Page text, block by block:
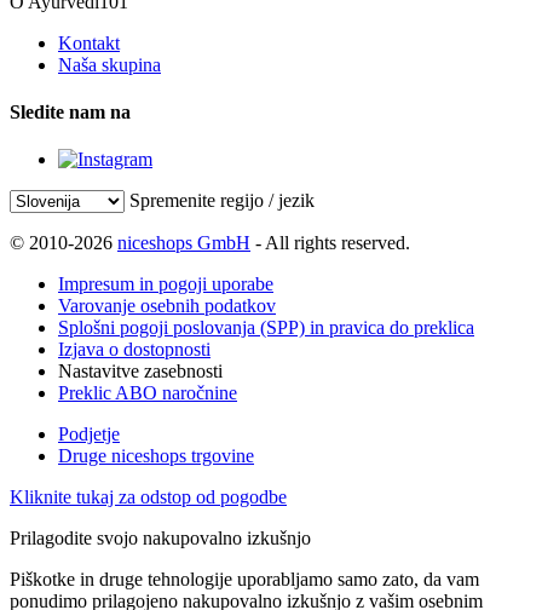
Kontakt
Naša skupina
Sledite nam na
Spremenite regijo / jezik
© 2010-2026 niceshops GmbH - All rights reserved.
Impresum in pogoji uporabe
Varovanje osebnih podatkov
Splošni pogoji poslovanja (SPP) in pravica do preklica
Izjava o dostopnosti
Nastavitve zasebnosti
Preklic ABO naročnine
Podjetje
Druge niceshops trgovine
Kliknite tukaj za odstop od pogodbe
Prilagodite svojo nakupovalno izkušnjo
Piškotke in druge tehnologije uporabljamo samo zato, da vam
ponudimo prilagojeno nakupovalno izkušnjo z vašim osebnim